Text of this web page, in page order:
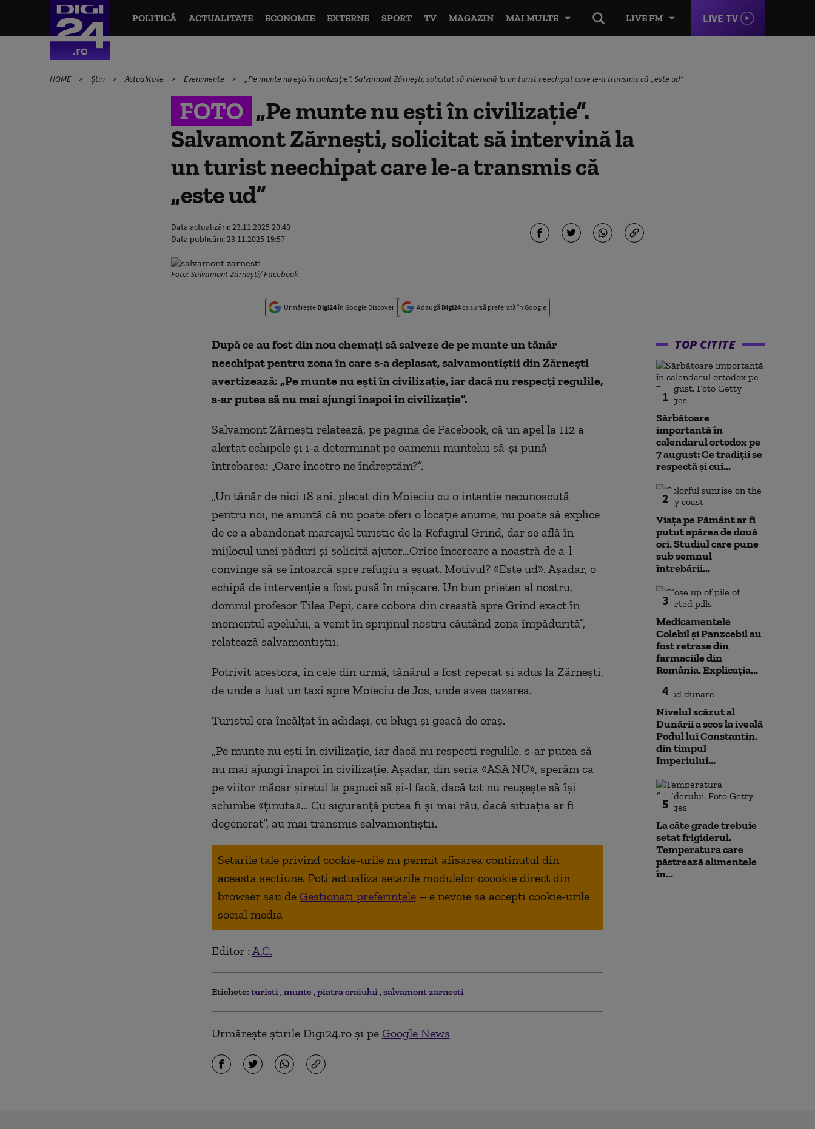
LIVE FM LIVE TV
POLITICĂ ACTUALITATE ECONOMIE EXTERNE SPORT TV MAGAZIN MAI MULTE
HOME Știri Actualitate Evenimente „Pe munte nu eşti în civilizaţie”. Salvamont Zărnești, solicitat să intervină la un turist neechipat care le-a transmis că „este ud”
FOTO „Pe munte nu eşti în civilizaţie”.
Salvamont Zărnești, solicitat să intervină la
un turist neechipat care le-a transmis că
„este ud”
Data actualizării:23.11.2025 20:40
Data publicării:23.11.2025 19:57
Foto: Salvamont Zărnești/ Facebook
Urmărește Digi24în Google Discover Adaugă Digi24ca sursă preferată în Google
După ce au fost din nou chemaţi să salveze de pe munte un tânăr
neechipat pentru zona în care s-a deplasat, salvamontiştii din Zărneşti
avertizează: „Pe munte nu eşti în civilizaţie, iar dacă nu respecţi regulile,
s-ar putea să nu mai ajungi înapoi în civilizaţie”.
Salvamont Zărneşti relatează, pe pagina de Facebook, că un apel la 112 a
alertat echipele şi i-a determinat pe oamenii muntelui să-şi pună
întrebarea: „Oare încotro ne îndreptăm?”.
„Un tânăr de nici 18 ani, plecat din Moieciu cu o intenţie necunoscută
pentru noi, ne anunţă că nu poate oferi o locaţie anume, nu poate să explice
de ce a abandonat marcajul turistic de la Refugiul Grind, dar se află în
mijlocul unei păduri şi solicită ajutor…Orice încercare a noastră de a-l
convinge să se întoarcă spre refugiu a eşuat. Motivul? «Este ud». Aşadar, o
echipă de intervenţie a fost pusă în mişcare. Un bun prieten al nostru,
domnul profesor Tilea Pepi, care cobora din creastă spre Grind exact în
momentul apelului, a venit în sprijinul nostru căutând zona împădurită”,
relatează salvamontiştii.
Potrivit acestora, în cele din urmă, tânărul a fost reperat şi adus la Zărneşti,
de unde a luat un taxi spre Moieciu de Jos, unde avea cazarea.
Turistul era încălţat în adidaşi, cu blugi şi geacă de oraş.
„Pe munte nu eşti în civilizaţie, iar dacă nu respecţi regulile, s-ar putea să
nu mai ajungi înapoi în civilizaţie. Aşadar, din seria «AŞA NU», sperăm ca
pe viitor măcar şiretul la papuci să şi-l facă, dacă tot nu reuşeşte să îşi
schimbe «ţinuta»… Cu siguranţă putea fi şi mai rău, dacă situaţia ar fi
degenerat”, au mai transmis salvamontiştii.
Setarile tale privind cookie-urile nu permit afisarea continutul din
aceasta sectiune. Poti actualiza setarile modulelor coookie direct din
browser sau de Gestionați preferințele – e nevoie sa accepti cookie-urile
social media
Editor : A.C.
Etichete: turisti munte piatra craiului salvamont zarnesti
Urmărește știrile Digi24.ro și pe Google News
TOP CITITE
1
Sărbătoare
importantă în
calendarul ortodox pe
7 august: Ce tradiții se
respectă și cui...
2
Viața pe Pământ ar fi
putut apărea de două
ori. Studiul care pune
sub semnul
întrebării...
3
Medicamentele
Colebil și Panzcebil au
fost retrase din
farmaciile din
România. Explicația...
4
Nivelul scăzut al
Dunării a scos la iveală
Podul lui Constantin,
din timpul
Imperiului...
5
La câte grade trebuie
setat frigiderul.
Temperatura care
păstrează alimentele
în...